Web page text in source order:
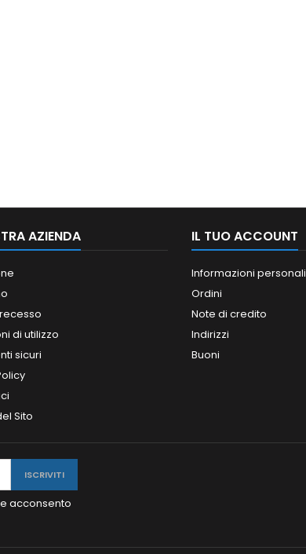
AZIENDA
di utilizzo
sicuri
Sito
IL TUO ACCOUNT
Informazioni personali
Ordini
Note di credito
Indirizzi
Buoni
acconsento